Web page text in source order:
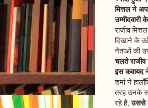
मित्तल ने
राजीव
दिखाने के
नेताओं की
चलते
इस कवायद
शर्मा ने
तरह उनके
रहे हैं,उससे